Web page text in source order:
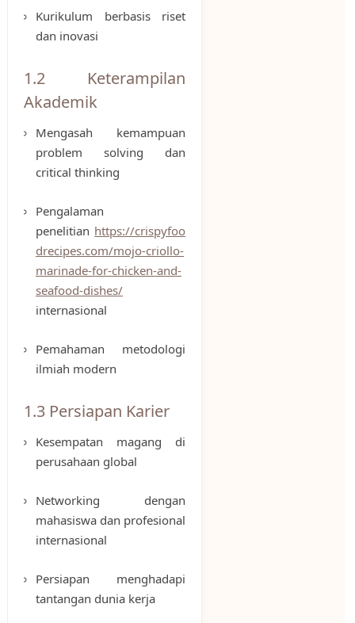
Kurikulum berbasis riset
dan inovasi
1.2 Keterampilan
Akademik
Mengasah kemampuan
problem solving dan
critical thinking
Pengalaman
penelitian https://crispyfoo
drecipes.com/mojo-criollo-
marinade-for-chicken-and-
seafood-dishes/
internasional
Pemahaman metodologi
ilmiah modern
1.3 Persiapan Karier
Kesempatan magang di
perusahaan global
Networking dengan
mahasiswa dan profesional
internasional
Persiapan menghadapi
tantangan dunia kerja